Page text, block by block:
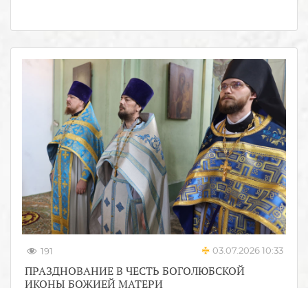
191 03.07.2026 10:33
ПРАЗДНОВАНИЕ В ЧЕСТЬ БОГОЛЮБСКОЙ
ИКОНЫ БОЖИЕЙ МАТЕРИ